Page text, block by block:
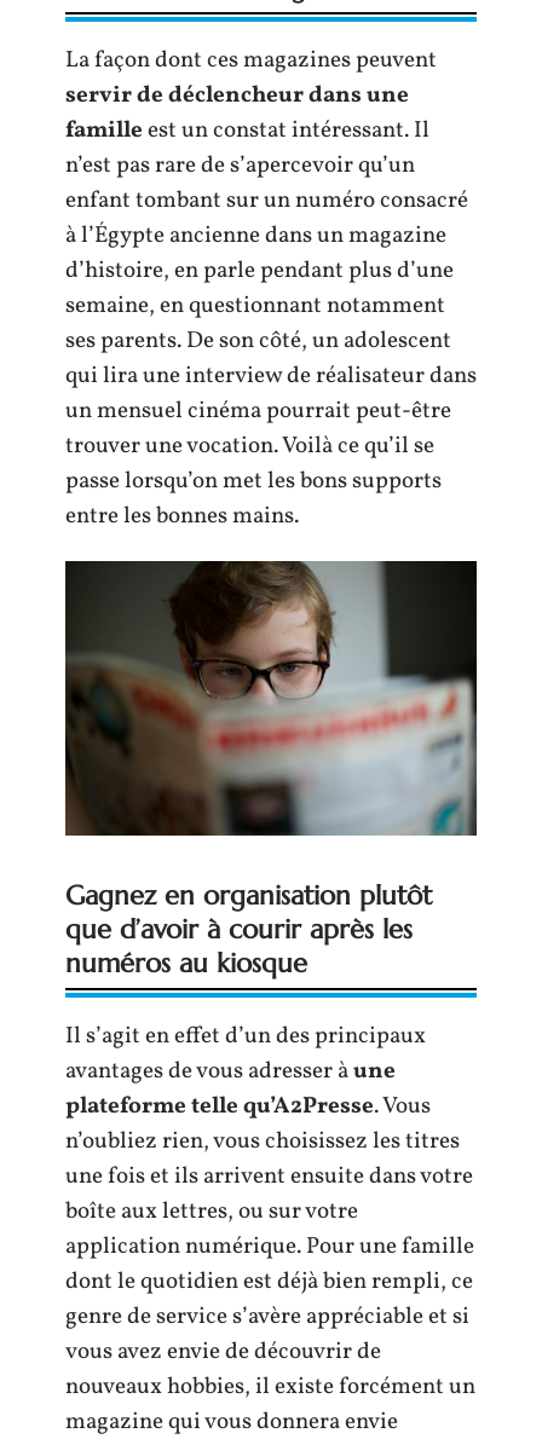
La façon dont ces magazines peuvent
servir de déclencheur dans une
familleest un constat intéressant. Il
n’est pas rare de s’apercevoir qu’un
enfant tombant sur un numéro consacré
à l’Égypte ancienne dans un magazine
d’histoire, en parle pendant plus d’une
semaine, en questionnant notamment
ses parents. De son côté, un adolescent
qui lira une interview de réalisateur dans
un mensuel cinéma pourrait peut-être
trouver une vocation. Voilà ce qu’il se
passe lorsqu’on met les bons supports
entre les bonnes mains.
Gagnez en organisation plutôt
que d’avoir à courir après les
numéros au kiosque
Il s’agit en effet d’un des principaux
avantages de vous adresser àune
plateforme telle qu’A2Presse. Vous
n’oubliez rien, vous choisissez les titres
une fois et ils arrivent ensuite dans votre
boîte aux lettres, ou sur votre
application numérique. Pour une famille
dont le quotidien est déjà bien rempli, ce
genre de service s’avère appréciable et si
vous avez envie de découvrir de
nouveaux hobbies, il existe forcément un
magazine qui vous donnera envie